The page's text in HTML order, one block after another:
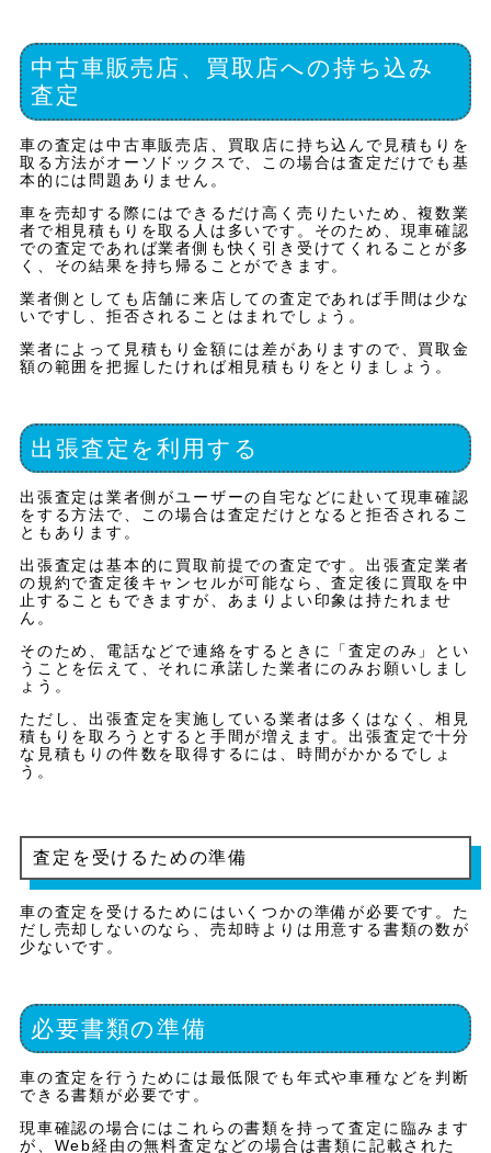
中古車販売店、買取店への持ち込み
査定
車の査定は中古車販売店、買取店に持ち込んで見積もりを
取る方法がオーソドックスで、この場合は査定だけでも基
本的には問題ありません。
車を売却する際にはできるだけ高く売りたいため、複数業
者で相見積もりを取る人は多いです。そのため、現車確認
での査定であれば業者側も快く引き受けてくれることが多
く、その結果を持ち帰ることができます。
業者側としても店舗に来店しての査定であれば手間は少な
いですし、拒否されることはまれでしょう。
業者によって見積もり金額には差がありますので、買取金
額の範囲を把握したければ相見積もりをとりましょう。
出張査定を利用する
出張査定は業者側がユーザーの自宅などに赴いて現車確認
をする方法で、この場合は査定だけとなると拒否されるこ
ともあります。
出張査定は基本的に買取前提での査定です。出張査定業者
の規約で査定後キャンセルが可能なら、査定後に買取を中
止することもできますが、あまりよい印象は持たれませ
ん。
そのため、電話などで連絡をするときに「査定のみ」とい
うことを伝えて、それに承諾した業者にのみお願いしまし
ょう。
ただし、出張査定を実施している業者は多くはなく、相見
積もりを取ろうとすると手間が増えます。出張査定で十分
な見積もりの件数を取得するには、時間がかかるでしょ
う。
査定を受けるための準備
車の査定を受けるためにはいくつかの準備が必要です。た
だし売却しないのなら、売却時よりは用意する書類の数が
少ないです。
必要書類の準備
車の査定を行うためには最低限でも年式や車種などを判断
できる書類が必要です。
現車確認の場合にはこれらの書類を持って査定に臨みます
が、Web経由の無料査定などの場合は書類に記載された